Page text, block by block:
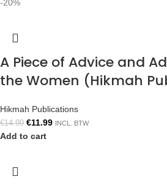
-20%
A Piece of Advice and
the Women (Hikmah
Hikmah Publications
€14.99 €11.99 INCL. BTW
Add to cart